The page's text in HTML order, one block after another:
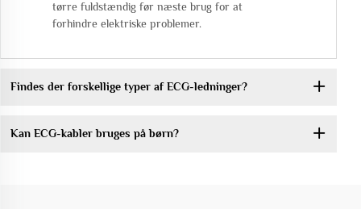
tørre fuldstændig før næste brug for at
forhindre elektriske problemer.
Findes der forskellige typer af ECG-ledninger?
Kan ECG-kabler bruges på børn?